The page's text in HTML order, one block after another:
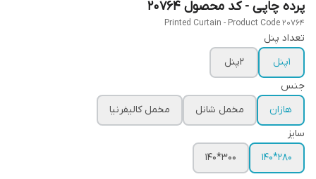
پرده چاپی - کد محصول 20764
Printed Curtain - Product Code 20764
تعداد پنل
1پنل
2پنل
جنس
هازان
مخمل شانل
مخمل کالیفرنیا
سایز
280*140
300*140